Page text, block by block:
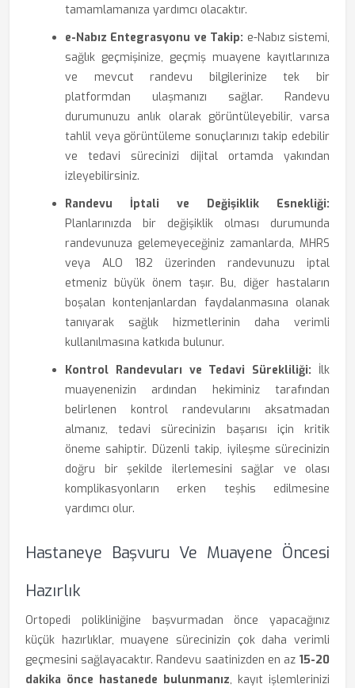
tamamlamanıza yardımcı olacaktır.
e-Nabız Entegrasyonu ve Takip: e-Nabız sistemi,
sağlık geçmişinize, geçmiş muayene kayıtlarınıza
ve mevcut randevu bilgilerinize tek bir
platformdan ulaşmanızı sağlar. Randevu
durumunuzu anlık olarak görüntüleyebilir, varsa
tahlil veya görüntüleme sonuçlarınızı takip edebilir
ve tedavi sürecinizi dijital ortamda yakından
izleyebilirsiniz.
Randevu İptali ve Değişiklik Esnekliği:
Planlarınızda bir değişiklik olması durumunda
randevunuza gelemeyeceğiniz zamanlarda, MHRS
veya ALO 182 üzerinden randevunuzu iptal
etmeniz büyük önem taşır. Bu, diğer hastaların
boşalan kontenjanlardan faydalanmasına olanak
tanıyarak sağlık hizmetlerinin daha verimli
kullanılmasına katkıda bulunur.
Kontrol Randevuları ve Tedavi Sürekliliği: İlk
muayenenizin ardından hekiminiz tarafından
belirlenen kontrol randevularını aksatmadan
almanız, tedavi sürecinizin başarısı için kritik
öneme sahiptir. Düzenli takip, iyileşme sürecinizin
doğru bir şekilde ilerlemesini sağlar ve olası
komplikasyonların erken teşhis edilmesine
yardımcı olur.
Hastaneye Başvuru Ve Muayene Öncesi
Hazırlık
Ortopedi polikliniğine başvurmadan önce yapacağınız
küçük hazırlıklar, muayene sürecinizin çok daha verimli
geçmesini sağlayacaktır. Randevu saatinizden en az 15-20
dakika önce hastanede bulunmanız, kayıt işlemlerinizi